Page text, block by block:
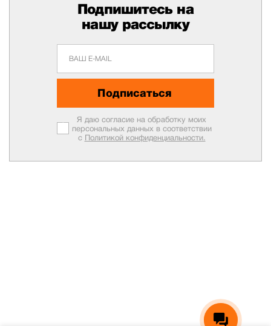
Подпишитесь на
нашу рассылку
Подписаться
Я даю согласие на обработку моих
персональных данных в соответствии
с Политикой конфиденциальности.